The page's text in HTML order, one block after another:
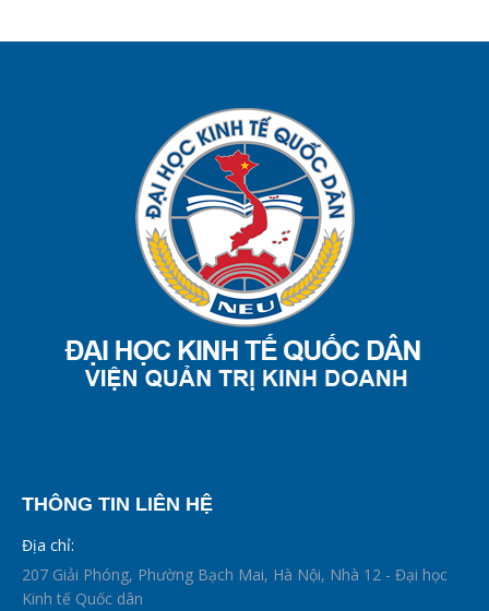
THÔNG TIN LIÊN HỆ
Địa chỉ:
207 Giải Phóng, Phường Bạch Mai, Hà Nội, Nhà 12 - Đại học
Kinh tế Quốc dân